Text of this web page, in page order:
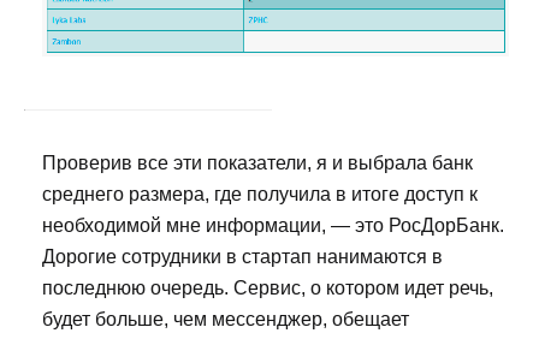
Проверив все эти показатели, я и выбрала банк
среднего размера, где получила в итоге доступ к
необходимой мне информации, — это РосДорБанк.
Дорогие сотрудники в стартап нанимаются в
последнюю очередь. Сервис, о котором идет речь,
будет больше, чем мессенджер, обещает